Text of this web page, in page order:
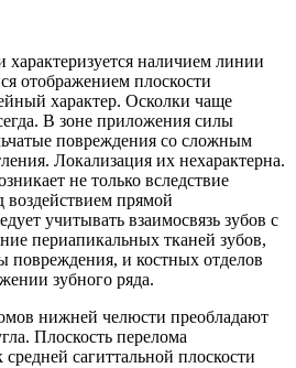
наличием линии
отображением плоскости
характер. Осколки чаще
В зоне приложения силы
повреждения со сложным
Локализация их нехарактерна.
не только вследствие
прямой
учитывать взаимосвязь зубов с
периапикальных тканей зубов,
повреждения, и костных отделов
зубного ряда.
нижней челюсти преобладают
Плоскость перелома
сагиттальной плоскости